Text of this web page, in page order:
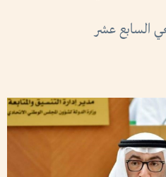
السابع عشر